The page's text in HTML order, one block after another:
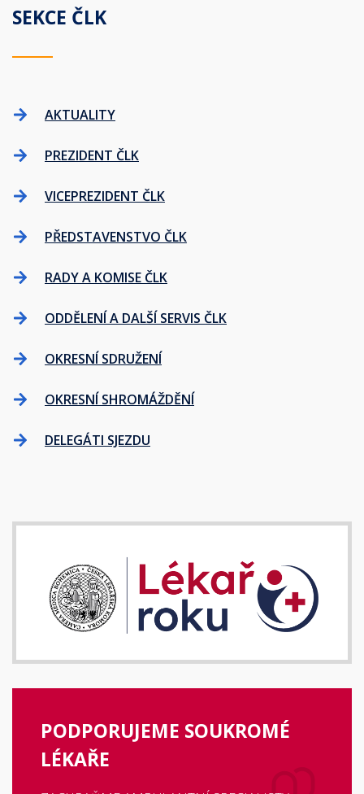
SEKCE ČLK
AKTUALITY
PREZIDENT ČLK
VICEPREZIDENT ČLK
PŘEDSTAVENSTVO ČLK
RADY A KOMISE ČLK
ODDĚLENÍ A DALŠÍ SERVIS ČLK
OKRESNÍ SDRUŽENÍ
OKRESNÍ SHROMÁŽDĚNÍ
DELEGÁTI SJEZDU
PODPORUJEME SOUKROMÉ
LÉKAŘE